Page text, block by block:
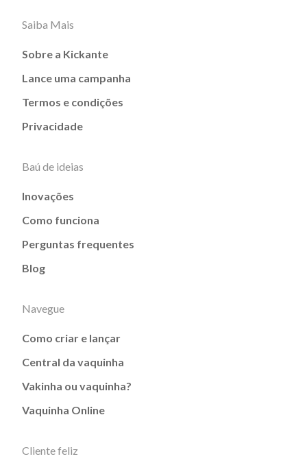
Saiba Mais
Sobre a Kickante
Lance uma campanha
Termos e condições
Privacidade
Baú de ideias
Inovações
Como funciona
Perguntas frequentes
Blog
Navegue
Como criar e lançar
Central da vaquinha
Vakinha ou vaquinha?
Vaquinha Online
Cliente feliz